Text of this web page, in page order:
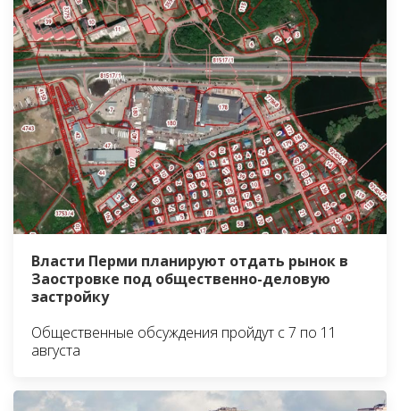
Власти Перми планируют отдать рынок в
Заостровке под общественно-деловую
застройку
Общественные обсуждения пройдут с 7 по 11
августа